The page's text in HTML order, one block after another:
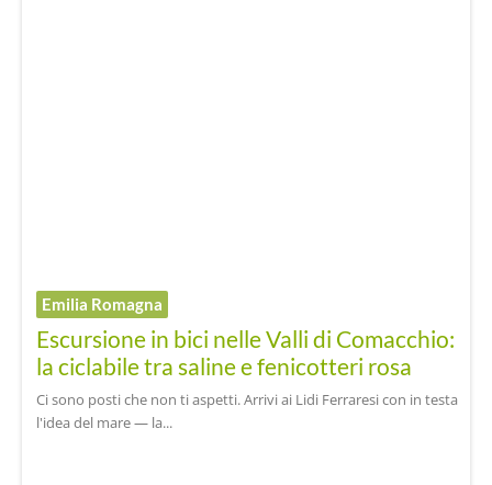
Emilia Romagna
Escursione in bici nelle Valli di Comacchio:
la ciclabile tra saline e fenicotteri rosa
Ci sono posti che non ti aspetti. Arrivi ai Lidi Ferraresi con in testa
l'idea del mare — la...